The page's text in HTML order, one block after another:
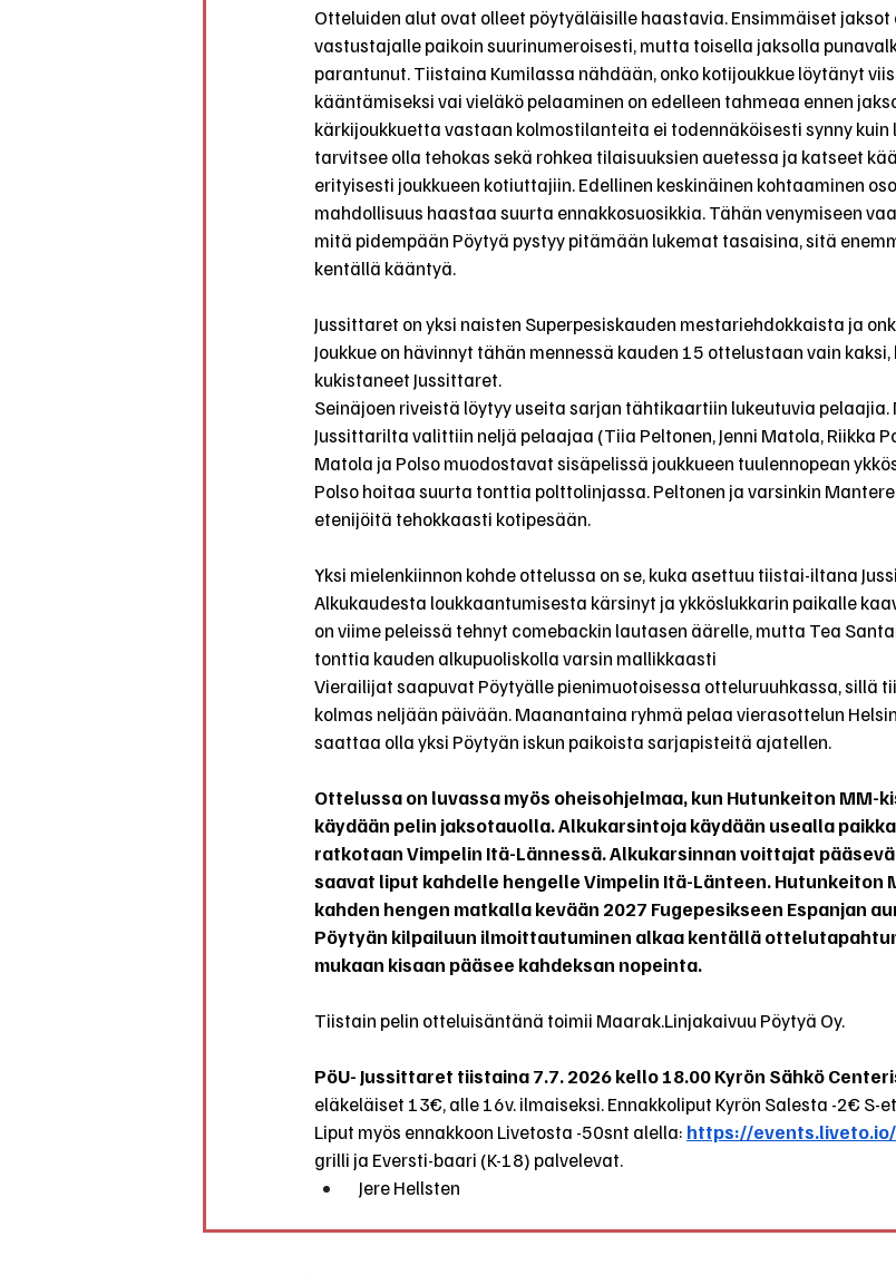
Otteluiden alut ovat olleet pöytyäläisille haastavia. Ensimmäiset
vastustajalle paikoin suurinumeroisesti, mutta toisella jaksolla
parantunut. Tiistaina Kumilassa nähdään, onko kotijoukkue löytänyt
kääntämiseksi vai vieläkö pelaaminen on edelleen tahmeaa ennen
kärkijoukkuetta vastaan kolmostilanteita ei todennäköisesti synny kuin
tarvitsee olla tehokas sekä rohkea tilaisuuksien auetessa ja katseet
erityisesti joukkueen kotiuttajiin. Edellinen keskinäinen kohtaaminen
mahdollisuus haastaa suurta ennakkosuosikkia. Tähän venymiseen
mitä pidempään Pöytyä pystyy pitämään lukemat tasaisina, sitä
kentällä kääntyä.
Jussittaret on yksi naisten Superpesiskauden mestariehdokkaista ja
Joukkue on hävinnyt tähän mennessä kauden 15 ottelustaan vain
kukistaneet Jussittaret.
Seinäjoen riveistä löytyy useita sarjan tähtikaartiin lukeutuvia pelaajia.
Jussittarilta valittiin neljä pelaajaa (Tiia Peltonen, Jenni Matola, Riikka
Matola ja Polso muodostavat sisäpelissä joukkueen tuulennopean
Polso hoitaa suurta tonttia polttolinjassa. Peltonen ja varsinkin
etenijöitä tehokkaasti kotipesään.
Yksi mielenkiinnon kohde ottelussa on se, kuka asettuu tiistai-iltana
Alkukaudesta loukkaantumisesta kärsinyt ja ykköslukkarin paikalle
on viime peleissä tehnyt comebackin lautasen äärelle, mutta Tea
tonttia kauden alkupuoliskolla varsin mallikkaasti
Vierailijat saapuvat Pöytyälle pienimuotoisessa otteluruuhkassa, sillä
kolmas neljään päivään. Maanantaina ryhmä pelaa vierasottelun
saattaa olla yksi Pöytyän iskun paikoista sarjapisteitä ajatellen.
Ottelussa on luvassa myös oheisohjelmaa, kun Hutunkeiton MM-
käydään pelin jaksotauolla. Alkukarsintoja käydään usealla
ratkotaan Vimpelin Itä-Lännessä. Alkukarsinnan voittajat
saavat liput kahdelle hengelle Vimpelin Itä-Länteen. Hutunkeiton
kahden hengen matkalla kevään 2027 Fugepesikseen Espanjan
Pöytyän kilpailuun ilmoittautuminen alkaa kentällä
mukaan kisaan pääsee kahdeksan nopeinta.
Tiistain pelin otteluisäntänä toimii Maarak.Linjakaivuu Pöytyä Oy.
PöU- Jussittaret tiistaina 7.7. 2026 kello 18.00 Kyrön Sähkö
eläkeläiset 13€, alle 16v. ilmaiseksi. Ennakkoliput Kyrön Salesta -2€
Liput myös ennakkoon Livetosta -50snt alella: https://
grilli ja Eversti-baari (K-18) palvelevat.
Jere Hellsten